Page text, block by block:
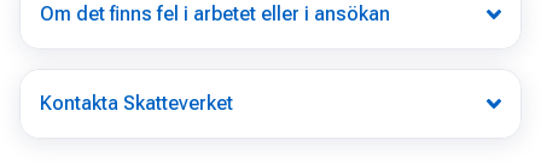
Om det finns fel i arbetet eller i ansökan
Kontakta Skatteverket